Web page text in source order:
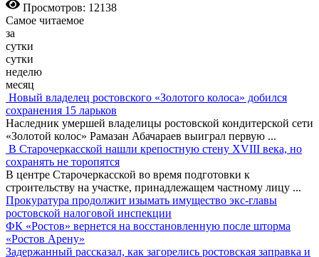
Просмотров: 12138
Самое читаемое
за
сутки
сутки
неделю
месяц
Новый владелец ростовского «Золотого колоса» добился
сохранения 15 ларьков
Наследник умершей владелицы ростовской кондитерской сети
«Золотой колос» Рамазан Абачараев выиграл первую ...
В Старочеркасской нашли крепостную стену XVIII века, но
сохранять не торопятся
В центре Старочеркасской во время подготовки к
строительству на участке, принадлежащем частному лицу ...
Прокуратура продолжит изымать имущество экс-главы
ростовской налоговой инспекции
ФК «Ростов» вернется на восстановленную после шторма
«Ростов Арену»
Задержанный рассказал, как загорелись ростовская заправка и